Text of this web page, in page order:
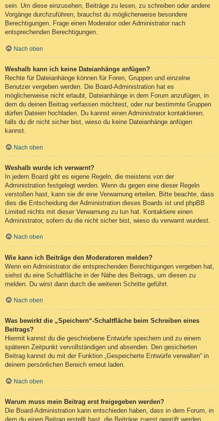
sein. Um diese einzusehen, Beiträge zu lesen, zu schreiben oder andere
Vorgänge durchzuführen, brauchst du möglicherweise besondere
Berechtigungen. Frage einen Moderator oder Administrator nach
entsprechenden Berechtigungen.
Nach oben
Weshalb kann ich keine Dateianhänge anfügen?
Rechte für Dateianhänge können für Foren, Gruppen und einzelne
Benutzer vergeben werden. Die Board-Administration hat es
möglicherweise nicht erlaubt, Dateianhänge in dem Forum anzufügen, in
dem du deinen Beitrag verfassen möchtest, oder nur bestimmte Gruppen
dürfen Dateien hochladen. Du kannst einen Administrator kontaktieren,
falls du dir nicht sicher bist, wieso du keine Dateianhänge anfügen
kannst.
Nach oben
Weshalb wurde ich verwarnt?
In jedem Board gibt es eigene Regeln, die meistens von der
Administration festgelegt werden. Wenn du gegen eine dieser Regeln
verstoßen hast, kann sie dir eine Verwarnung erteilen. Bitte beachte, dass
dies die Entscheidung der Administration dieses Boards ist und phpBB
Limited nichts mit dieser Verwarnung zu tun hat. Kontaktiere einen
Administrator, sofern du die nicht sicher bist, wieso du verwarnt wurdest.
Nach oben
Wie kann ich Beiträge den Moderatoren melden?
Wenn ein Administrator die entsprechenden Berechtigungen vergeben hat,
siehst du eine Schaltfläche in der Nähe des Beitrags, um diesen zu
melden. Du wirst dann durch die weiteren Schritte geführt.
Nach oben
Was bewirkt die „Speichern“-Schaltfläche beim Schreiben eines
Beitrags?
Hiermit kannst du die geschriebene Entwürfe speichern und zu einem
späteren Zeitpunkt vervollständigen und absenden. Den gesicherten
Beitrag kannst du mit der Funktion „Gespeicherte Entwürfe verwalten“ in
deinem persönlichen Bereich erneut laden.
Nach oben
Warum muss mein Beitrag erst freigegeben werden?
Die Board-Administration kann entschieden haben, dass in dem Forum, in
dem du einen Beitrag erstellt hast, die Beiträge zuerst geprüft werden